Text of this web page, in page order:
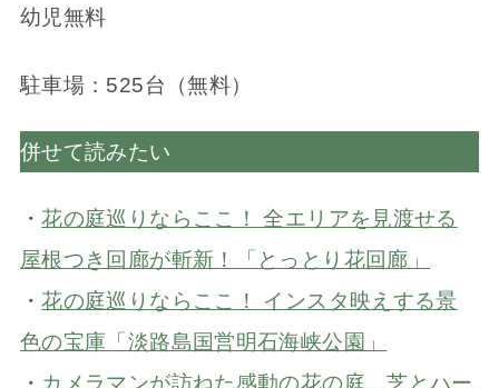
幼児無料
駐車場：525台（無料）
併せて読みたい
・花の庭巡りならここ！ 全エリアを見渡せる
屋根つき回廊が斬新！「とっとり花回廊」
・花の庭巡りならここ！ インスタ映えする景
色の宝庫「淡路島国営明石海峡公園」